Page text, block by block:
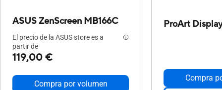
ASUS ZenScreen MB166C
El precio de la ASUS store es a
partir de
119,00 €
Compra por volumen
ProArt
Compra